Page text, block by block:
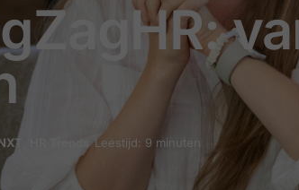
Leestijd: 9 minuten